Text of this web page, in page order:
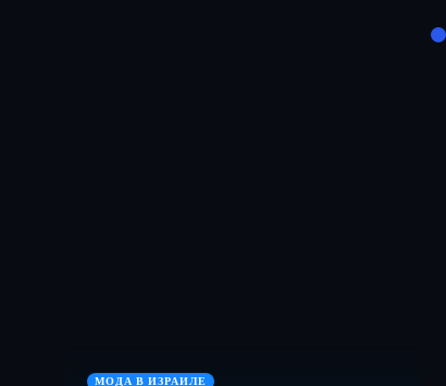
МОДА В ИЗРАИЛЕ